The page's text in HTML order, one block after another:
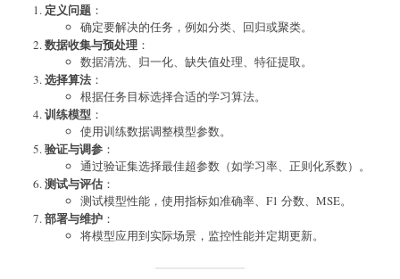
定义问题 ：
确定要解决的任务，例如分类、回归或聚类。
数据收集与预处理 ：
数据清洗、归一化、缺失值处理、特征提取。
选择算法 ：
根据任务目标选择合适的学习算法。
训练模型 ：
使用训练数据调整模型参数。
验证与调参 ：
通过验证集选择最佳超参数（如学习率、正则化系数）。
测试与评估 ：
测试模型性能，使用指标如准确率、F1 分数、MSE。
部署与维护 ：
将模型应用到实际场景，监控性能并定期更新。